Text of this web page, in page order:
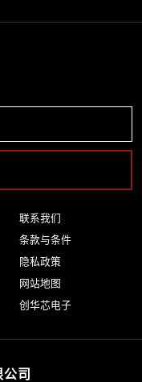
联系我们
条款与条件
隐私政策
网站地图
创华芯电子
司